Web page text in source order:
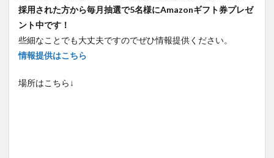
採用された方から毎月抽選で5名様にAmazonギフト券プレゼ
ント中です！
些細なことでも大丈夫ですのでぜひ情報提供ください。
情報提供はこちら
場所はこちら↓